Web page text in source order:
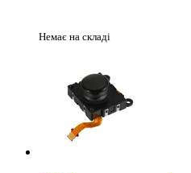
Немає на складі